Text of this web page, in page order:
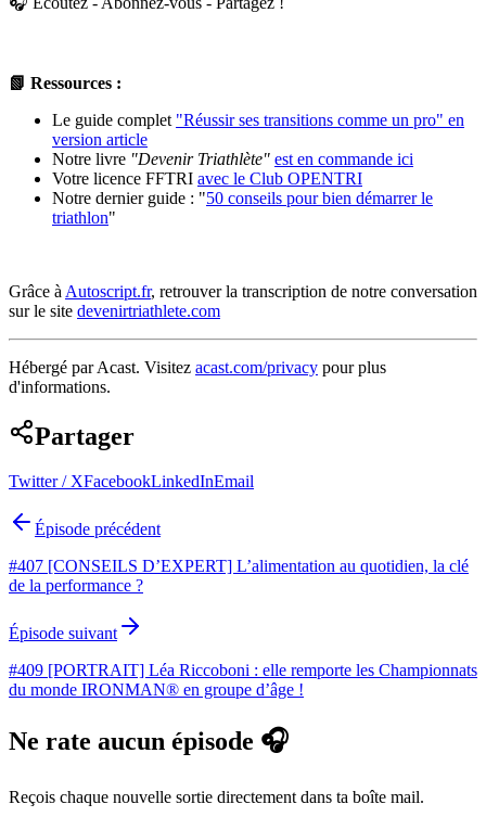
📗 Ressources :
Le guide complet "Réussir ses transitions comme un pro" en
version article
Notre livre "Devenir Triathlète" est en commande ici
Votre licence FFTRI avec le Club OPENTRI
Notre dernier guide : "50 conseils pour bien démarrer le
triathlon"
Grâce à Autoscript.fr, retrouver la transcription de notre conversation
sur le site devenirtriathlete.com
Hébergé par Acast. Visitez acast.com/privacy pour plus
d'informations.
Partager
Twitter / XFacebookLinkedInEmail
Épisode précédent
#407 [CONSEILS D’EXPERT] L’alimentation au quotidien, la clé
de la performance ?
Épisode suivant
#409 [PORTRAIT] Léa Riccoboni : elle remporte les Championnats
du monde IRONMAN® en groupe d’âge !
Ne rate aucun épisode 🎧
Reçois chaque nouvelle sortie directement dans ta boîte mail.